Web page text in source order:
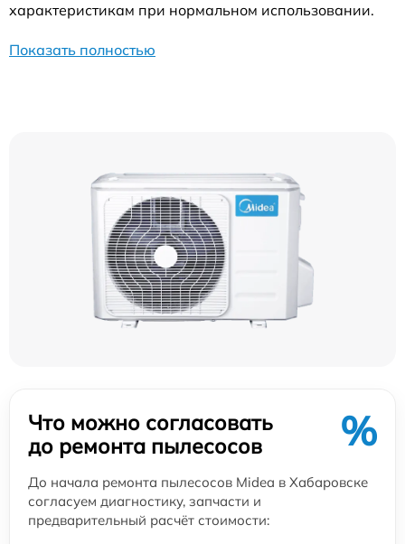
характеристикам при нормальном использовании.
Показать полностью
Что можно согласовать
до ремонта пылесосов
%
До начала ремонта пылесосов Midea в Хабаровске
согласуем диагностику, запчасти и
предварительный расчёт стоимости: